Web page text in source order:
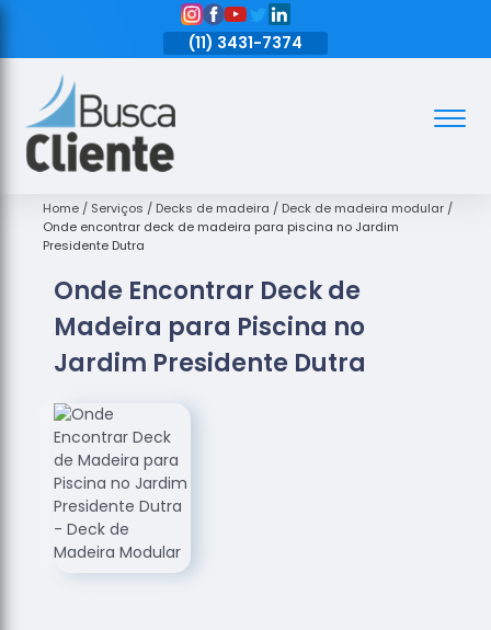
(11) 3431-7374
Assoalhos
de Madeira
Decks de
Empresas
de
Assoalhos
de Madeira
Loja de
Assoalhos
Raspagem
de
Assoalhos
Raspagem
Home Serviços Decks de madeira
Deck de madeira modular
Onde encontrar deck de madeira para piscina no Jardim
Presidente Dutra
Onde Encontrar Deck de
Madeira para Piscina no
Jardim Presidente Dutra